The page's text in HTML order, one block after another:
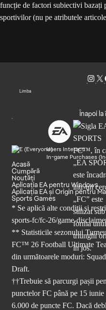
funcție de factori subiectivi bazați
sportivilor (nu pe atributele
Limba
Înapoi
Users Interact
In-game Purchases
Acasă
Cumpără
Noutăți
Aplicația EA pentru Windows
Aplicația EA și Origin pentru
Sports Games
* Se aplică alte condiții și
sports-fc/fc-26/game-
** Statisticile sezonului
FC™ 26 Football Ultimate
din următoarele moduri:
Draft.
††Trebuie să parcurgi pașii
punctelor FC până pe 15
6.000 de puncte FC. Dacă